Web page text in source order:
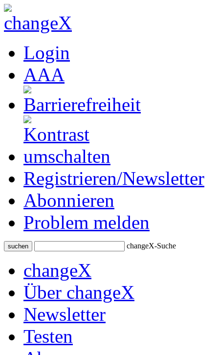
Login
AAA
Registrieren/Newsletter
Abonnieren
Problem melden
suchen changeX-Suche
changeX
Über changeX
Newsletter
Testen